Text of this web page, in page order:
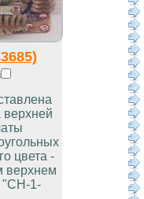
верхней
цвета -
верхнем
"СН-1-